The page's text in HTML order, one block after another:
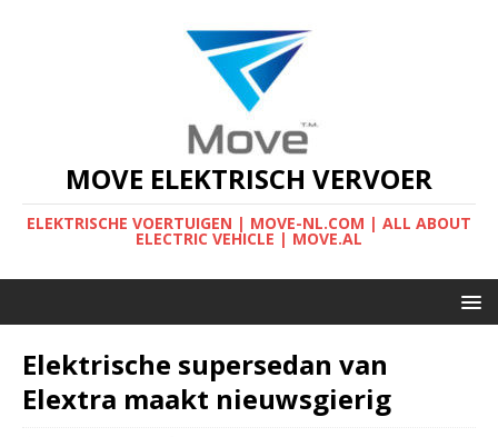
MOVE ELEKTRISCH VERVOER
ELEKTRISCHE VOERTUIGEN | MOVE-NL.COM | ALL ABOUT
ELECTRIC VEHICLE | MOVE.AL
Elektrische supersedan van
Elextra maakt nieuwsgierig